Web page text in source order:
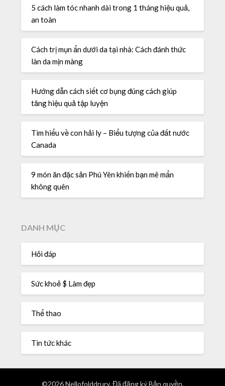
5 cách làm tóc nhanh dài trong 1 tháng hiệu quả,
an toàn
Cách trị mụn ẩn dưới da tại nhà: Cách đánh thức
làn da mịn màng
Hướng dẫn cách siết cơ bụng đúng cách giúp
tăng hiệu quả tập luyện
Tìm hiểu về con hải ly – Biểu tượng của đất nước
Canada
9 món ăn đặc sản Phú Yên khiến bạn mê mẩn
không quên
DANH MỤC
Hỏi đáp
Sức khoẻ $ Làm đẹp
Thể thao
Tin tức khác
©2026 Nellofolddrury. Đã đăng ký Bản quyền.